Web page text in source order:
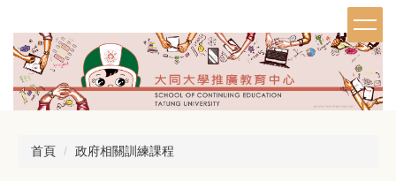
到
主
內
首頁
政府相關訓練課程